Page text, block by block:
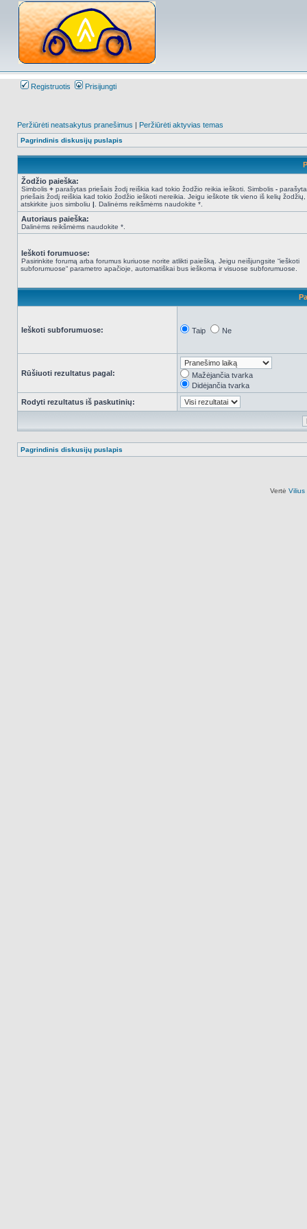
Registruotis Prisijungti
Peržiūrėti neatsakytus pranešimus | Peržiūrėti aktyvias temas
Pagrindinis diskusijų puslapis
Žodžio paieška:
Simbolis + parašytas priešais žodį reiškia kad tokio žodžio reikia ieškoti. Simbolis -
priešais žodį reiškia kad tokio žodžio ieškoti nereikia. Jeigu ieškote tik vieno iš kelių žodžių,
atskirkite juos simboliu | . Dalinėms reikšmėms naudokite *.
Autoriaus paieška:
Dalinėms reikšmėms naudokite *.
Ieškoti forumuose:
Pasirinkite forumą arba forumus kuriuose norite atlikti paiešką. Jeigu neišjungsite “ieškoti
subforumuose“ parametro apačioje, automatiškai bus ieškoma ir visuose subforumuose.
Ieškoti subforumuose: Taip Ne
Rūšiuoti rezultatus pagal:
Mažėjančia tvarka
Didėjančia tvarka
Rodyti rezultatus iš paskutinių:
Pagrindinis diskusijų puslapis
Vertė Vilius